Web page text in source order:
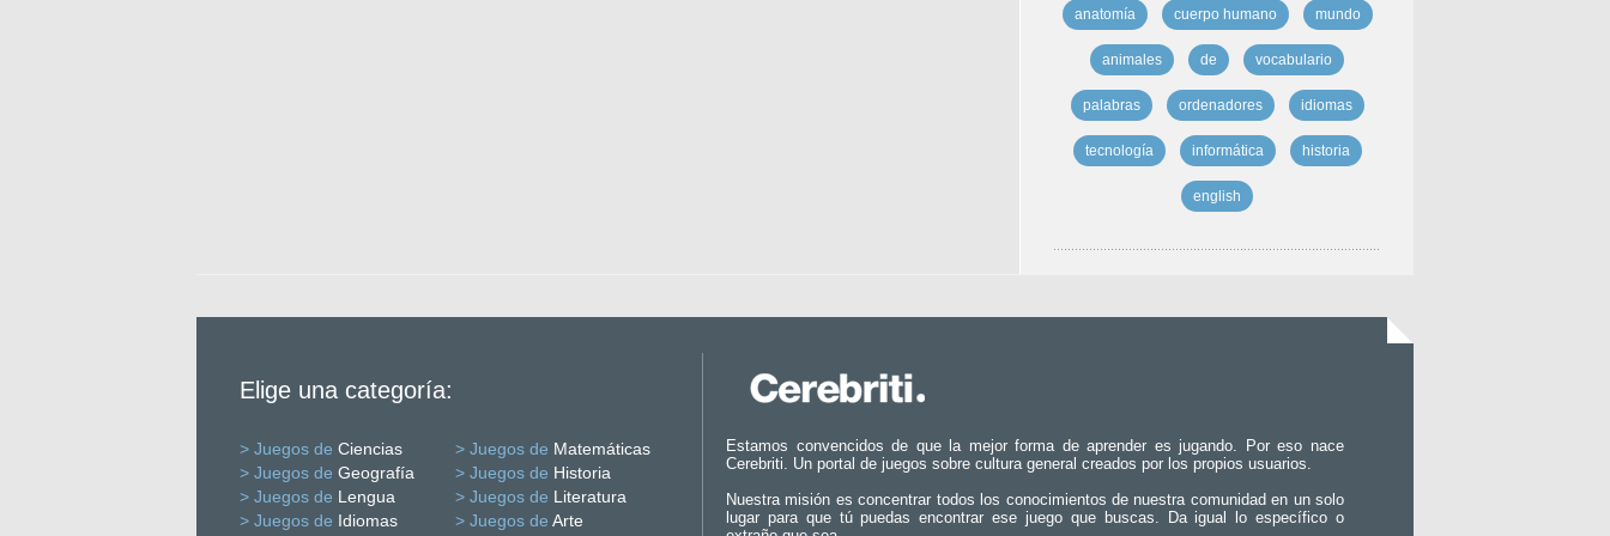
anatomía cuerpo humano mundo
animales de vocabulario
palabras ordenadores idiomas
tecnología informática historia
english
Elige una categoría:
> Juegos de Ciencias > Juegos de Matemáticas
> Juegos de Geografía > Juegos de Historia
> Juegos de Lengua > Juegos de Literatura
> Juegos de Idiomas > Juegos de Arte
Estamos convencidos de que la mejor forma de aprender es jugando. Por eso nace
Cerebriti. Un portal de juegos sobre cultura general creados por los propios usuarios.
Nuestra misión es concentrar todos los conocimientos de nuestra comunidad en un solo
lugar para que tú puedas encontrar ese juego que buscas. Da igual lo específico o